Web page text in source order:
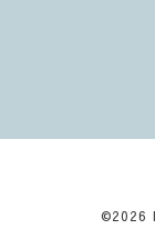
©2026